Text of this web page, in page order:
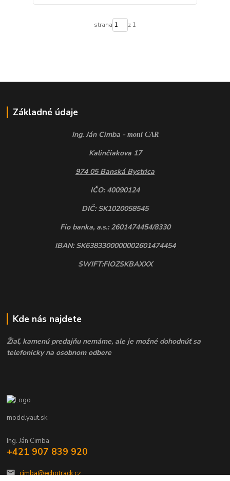
strana z 1
Základné údaje
Ing. Ján Cimba - moni CAR
Kalinčiakova 17
974 05 Banská Bystrica
IČO: 40090124
DIČ: SK1020058545
Fio banka, a.s.: 2601474454/8330
IBAN: SK6383300000002601474454
SWIFT:FIOZSKBAXXX
Kde nás najdete
Žiaľ, kamenú predajňu nemáme, ale je možné dohodnúť sa
telefonicky na osobnom odbere
modelyaut.sk
Ing. Ján Cimba
+421 907 839 920
cimba@echotrack.cz